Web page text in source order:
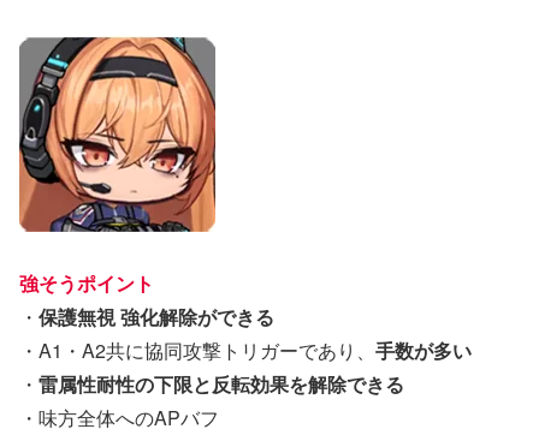
強そうポイント
・ 保護無視 強化解除ができる
・A1・A2共に協同攻撃トリガーであり、 手数が多い
・ 雷属性耐性の下限と反転効果を解除できる
・味方全体へのAPバフ